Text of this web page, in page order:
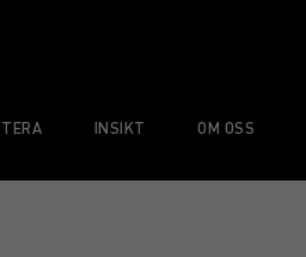
INSIKT OM OSS